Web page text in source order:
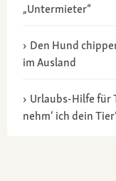
„Untermieter“
Den Hund
im Ausland
Urlaubs-Hilfe für
nehm‘ ich dein